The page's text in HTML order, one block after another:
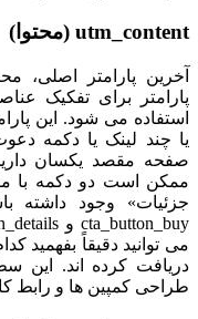
utm_content (محتوا)
پارامتر برای تفکیک
استفاده می شود. این
صفحه مقصد یکسان
جزئیات» وجود داشته
می توانید دقیقاً بفهمید
دریافت کرده اند. این
طراحی کمپین ها و رابط